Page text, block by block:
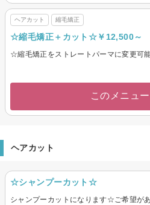
ヘアカット 縮毛矯正
☆縮毛矯正＋カット☆￥12,500～
☆縮毛矯正をストレートパーマに変更可
このメニュ
ヘアカット
☆シャンプーカット☆
シャンプーカットになります☆ご希望が